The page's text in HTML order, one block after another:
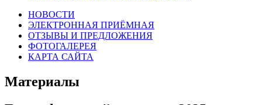
НОВОСТИ
ЭЛЕКТРОННАЯ ПРИЁМНАЯ
ОТЗЫВЫ И ПРЕДЛОЖЕНИЯ
ФОТОГАЛЕРЕЯ
КАРТА САЙТА
Материалы